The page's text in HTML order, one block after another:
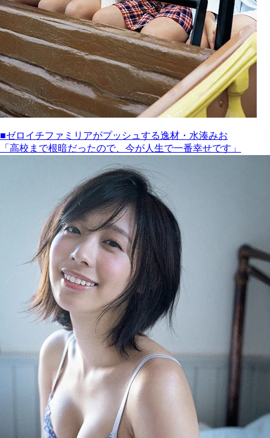
■ゼロイチファミリアがプッシュする逸材・水湊みお
「高校まで根暗だったので、今が人生で一番幸せです」